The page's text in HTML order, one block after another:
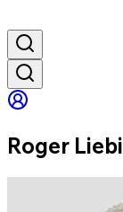
Roger Liebi